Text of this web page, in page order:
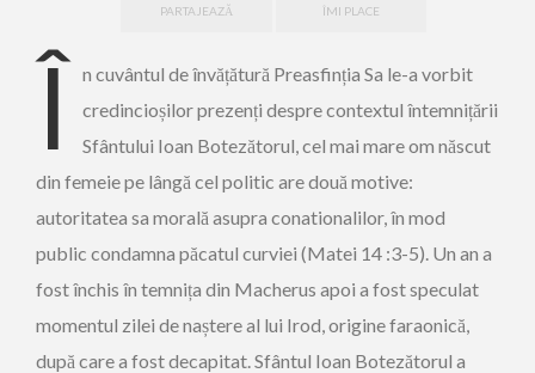
PARTAJEAZĂ ÎMI PLACE
Î n cuvântul de învățătură Preasfinția Sa le-a vorbit
credincioșilor prezenți despre contextul întemnițării
Sfântului Ioan Botezătorul, cel mai mare om născut
din femeie pe lângă cel politic are două motive:
autoritatea sa morală asupra conationalilor, în mod
public condamna păcatul curviei (Matei 14 :3-5). Un an a
fost închis în temnița din Macherus apoi a fost speculat
momentul zilei de naștere al lui Irod, origine faraonică,
după care a fost decapitat. Sfântul Ioan Botezătorul a